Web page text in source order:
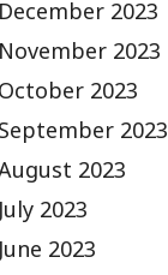
December 2023
November 2023
October 2023
September 2023
2023
2023
2023